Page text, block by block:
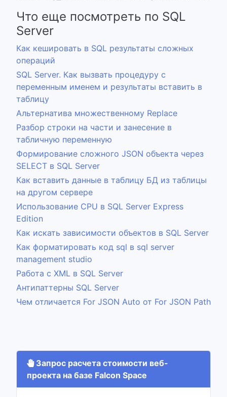
Что еще посмотреть по SQL
Server
Как кешировать в SQL результаты сложных
операций
SQL Server. Как вызвать процедуру с
переменным именем и результаты вставить в
таблицу
Альтернатива множественному Replace
Разбор строки на части и занесение в
табличную переменную
Формирование сложного JSON объекта через
SELECT в SQL Server
Как вставить данные в таблицу БД из таблицы
на другом сервере
Использование CPU в SQL Server Express
Edition
Как искать зависимости объектов в SQL Server
Как форматировать код sql в sql server
management studio
Работа с XML в SQL Server
Антипаттерны SQL Server
Чем отличается For JSON Auto от For JSON Path
Запрос расчета стоимости веб-
проекта на базе Falcon Space